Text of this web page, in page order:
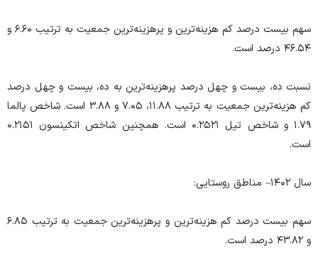
سهم بیست درصد کم هزینه‌ترین و پرهزینه‌ترین جمعیت به ترتیب ۶.۶۰ و
۴۶.۵۴ درصد است.
نسبت ده، بیست و چهل درصد پرهزینه‌ترین به ده، بیست و چهل درصد
کم هزینه‌ترین جمعیت به ترتیب ۱۱.۸۸، ۷.۰۵ و ۳.۸۸ است. شاخص پالما
۱.۷۹ و شاخص تیل ۰.۲۵۲۱ است. همچنین شاخص اتکینسون ۰.۲۱۵۱
است.
سال ۱۴۰۲– مناطق روستایی:
سهم بیست درصد کم هزینه‌ترین و پرهزینه‌ترین جمعیت به ترتیب ۶.۸۵
و ۴۳.۸۲ درصد است.